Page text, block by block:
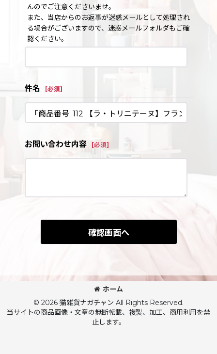
んのでご注意くださいませ。
また、当店からのお返事が迷惑メールとして処理され
る場合がございますので、迷惑メールフォルダもご確
認ください。
件名 [必須]
お問い合わせ内容 [必須]
確認画面へ
ホーム
© 2026 猫雑貨ナガチャン All Rights Reserved.
当サイトの商品画像・文章の無断転載、複製、加工、商用利用を禁
止します。